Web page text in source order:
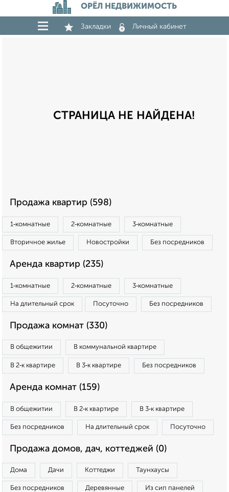
ОРЁЛ НЕДВИЖИМОСТЬ
Закладки Личный кабинет
СТРАНИЦА НЕ НАЙДЕНА!
Продажа квартир (598)
1‑комнатные 2‑комнатные 3‑комнатные
Вторичное жилье Новостройки Без посредников
Аренда квартир (235)
1‑комнатные 2‑комнатные 3‑комнатные
На длительный срок Посуточно Без посредников
Продажа комнат (330)
В общежитии В коммунальной квартире
В 2‑к квартире В 3‑к квартире Без посредников
Аренда комнат (159)
В общежитии В 2‑к квартире В 3‑к квартире
Без посредников На длительный срок Посуточно
Продажа домов, дач, коттеджей (0)
Дома Дачи Коттеджи Таунхаусы
Без посредников Деревянные Из сип панелей